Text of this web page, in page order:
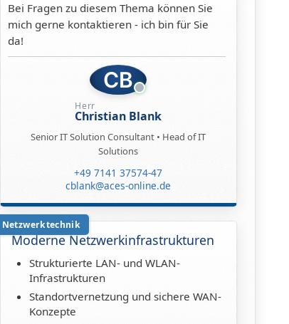
Bei Fragen zu diesem Thema können Sie
mich gerne kontaktieren - ich bin für Sie
da!
CB
Herr
Christian Blank
Senior IT Solution Consultant • Head of IT
Solutions
+49 7141 37574-47
cblank@aces-online.de
Netzwerktechnik
Moderne Netzwerkinfrastrukturen
Strukturierte LAN- und WLAN-
Infrastrukturen
Standortvernetzung und sichere WAN-
Konzepte